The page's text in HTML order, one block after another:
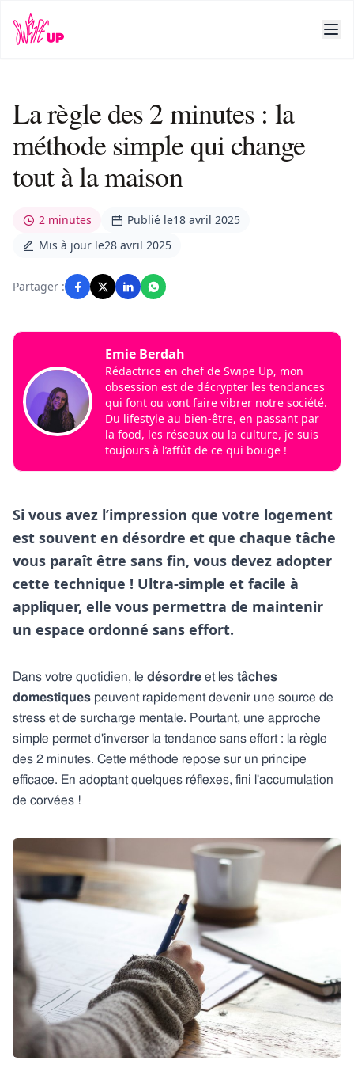
La règle des 2 minutes : la
méthode simple qui change
tout à la maison
2 minutes Publié le18 avril 2025
Mis à jour le28 avril 2025
Partager :
Emie Berdah
Rédactrice en chef de Swipe Up, mon
obsession est de décrypter les tendances
qui font ou vont faire vibrer notre société.
Du lifestyle au bien-être, en passant par
la food, les réseaux ou la culture, je suis
toujours à l’affût de ce qui bouge !
Si vous avez l’impression que votre logement
est souvent en désordre et que chaque tâche
vous paraît être sans fin, vous devez adopter
cette technique ! Ultra-simple et facile à
appliquer, elle vous permettra de maintenir
un espace ordonné sans effort.
Dans votre quotidien, le désordre et les tâches
domestiques peuvent rapidement devenir une source de
stress et de surcharge mentale. Pourtant, une approche
simple permet d'inverser la tendance sans effort : la règle
des 2 minutes. Cette méthode repose sur un principe
efficace. En adoptant quelques réflexes, fini l'accumulation
de corvées !